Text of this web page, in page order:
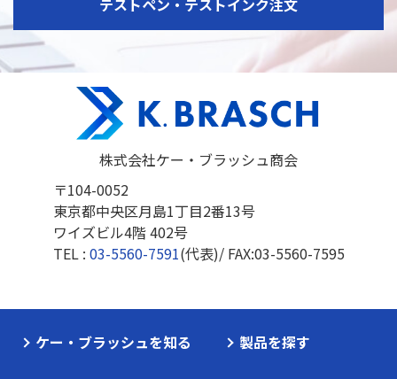
テストペン・テストインク注文
株式会社ケー・ブラッシュ商会
〒104-0052
東京都中央区月島1丁目2番13号
ワイズビル4階 402号
TEL : 03-5560-7591(代表)/ FAX:03-5560-7595
ケー・ブラッシュを知る 製品を探す